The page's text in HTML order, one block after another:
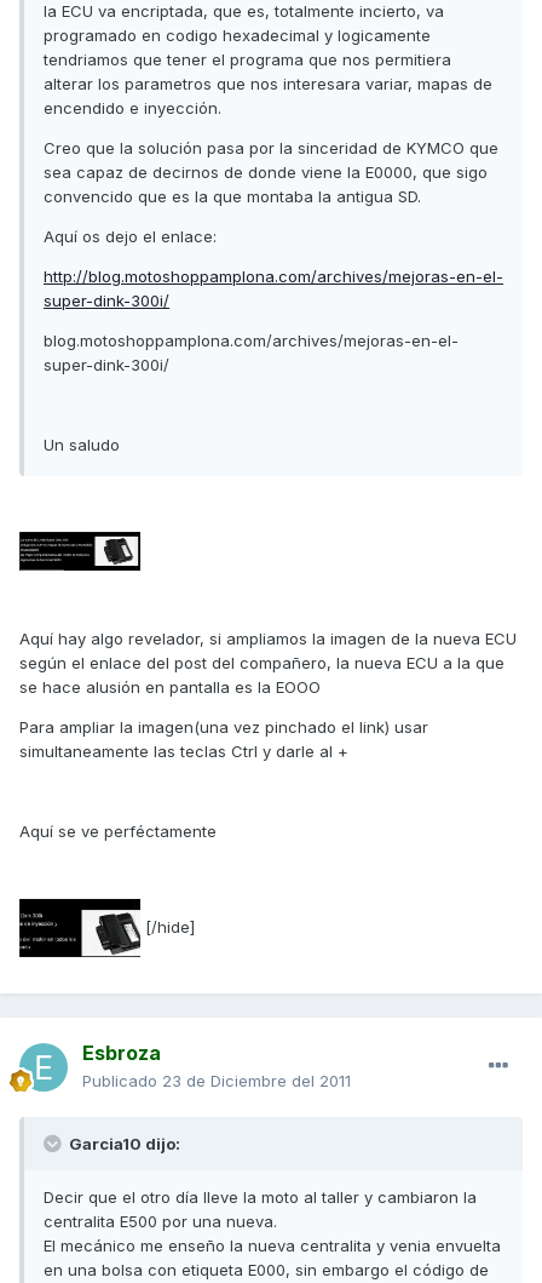
la ECU va encriptada, que es, totalmente incierto, va
programado en codigo hexadecimal y logicamente
tendriamos que tener el programa que nos permitiera
alterar los parametros que nos interesara variar, mapas de
encendido e inyección.
Creo que la solución pasa por la sinceridad de KYMCO que
sea capaz de decirnos de donde viene la E0000, que sigo
convencido que es la que montaba la antigua SD.
Aquí os dejo el enlace:
http://blog.motoshoppamplona.com/archives/mejoras-en-el-
super-dink-300i/
blog.motoshoppamplona.com/archives/mejoras-en-el-
super-dink-300i/
Un saludo
Aquí hay algo revelador, si ampliamos la imagen de la nueva ECU
según el enlace del post del compañero, la nueva ECU a la que
se hace alusión en pantalla es la EOOO
Para ampliar la imagen(una vez pinchado el link) usar
simultaneamente las teclas Ctrl y darle al +
Aquí se ve perféctamente
[/hide]
Esbroza
Publicado 23 de Diciembre del 2011
Garcia10 dijo:
Decir que el otro día lleve la moto al taller y cambiaron la
centralita E500 por una nueva.
El mecánico me enseño la nueva centralita y venia envuelta
en una bolsa con etiqueta E000, sin embargo el código de